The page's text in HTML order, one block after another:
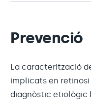
Prevenció
La caracterització
implicats en
diagnòstic etiològic